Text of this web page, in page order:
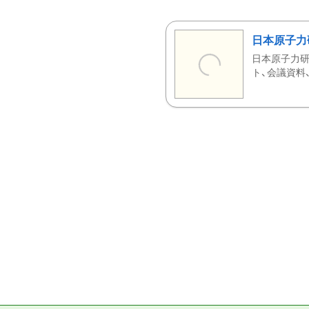
日本原子
日本原子力
ト、会議資